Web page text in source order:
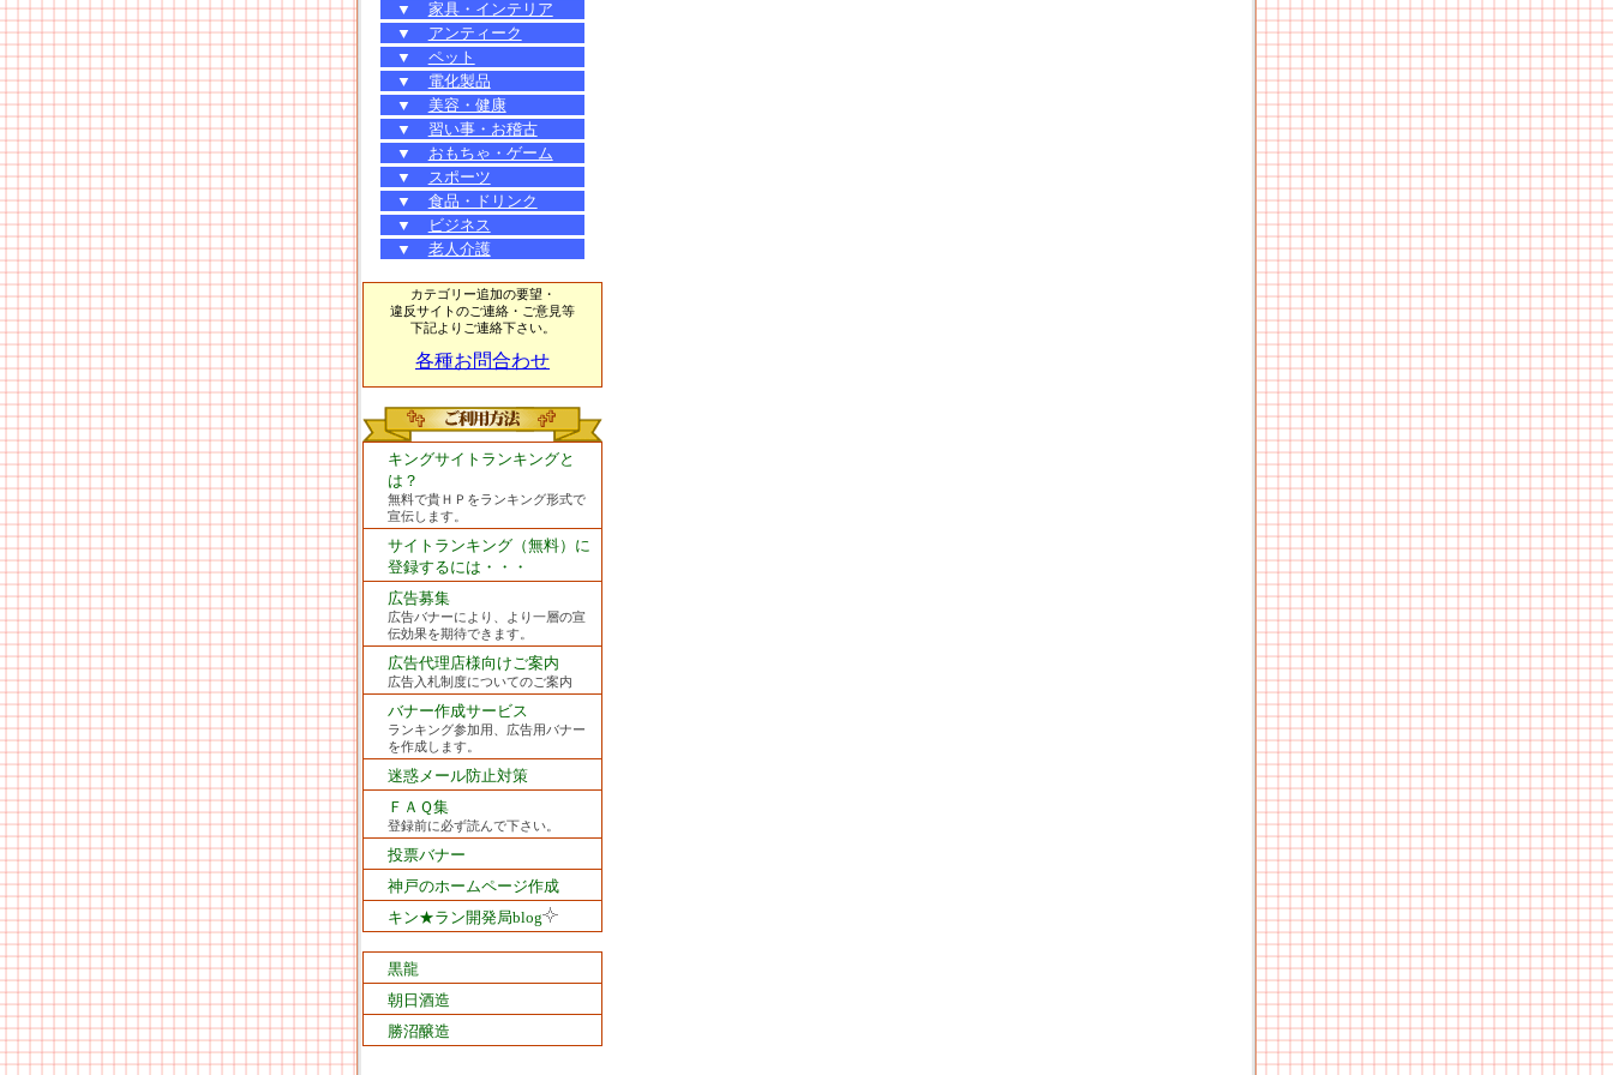
▼
家具・インテリア
▼
アンティーク
▼
ペット
▼
電化製品
▼
美容・健康
▼
習い事・お稽古
▼
おもちゃ・ゲーム
▼
スポーツ
▼
食品・ドリンク
▼
ビジネス
▼
老人介護
カテゴリー追加の要望・
違反サイトのご連絡・ご意見等
下記よりご連絡下さい。
各種お問合わせ
キングサイトランキングと
は？
無料で貴ＨＰをランキング形式で
宣伝します。
サイトランキング（無料）に
登録するには・・・
広告募集
広告バナーにより、より一層の宣
伝効果を期待できます。
広告代理店様向けご案内
広告入札制度についてのご案内
バナー作成サービス
ランキング参加用、広告用バナー
を作成します。
迷惑メール防止対策
ＦＡＱ集
登録前に必ず読んで下さい。
投票バナー
神戸のホームページ作成
キン★ラン開発局blog
黒龍
朝日酒造
勝沼醸造